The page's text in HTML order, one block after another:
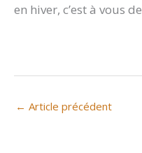
en hiver, c’est à vous de
← Article précédent